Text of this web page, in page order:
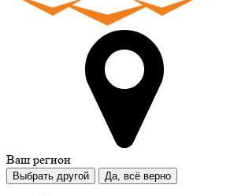
Ваш регион
Выбрать другой Да, всё верно